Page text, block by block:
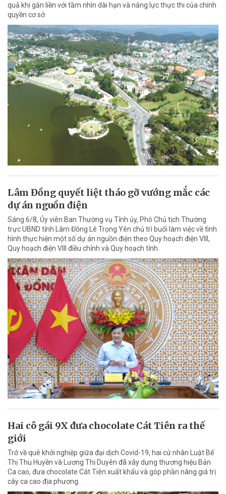
quả khi gắn liền với tầm nhìn dài hạn và năng lực thực thi của chính
quyền cơ sở.
Lâm Đồng quyết liệt tháo gỡ vướng mắc các
dự án nguồn điện
Sáng 6/8, Ủy viên Ban Thường vụ Tỉnh ủy, Phó Chủ tịch Thường
trực UBND tỉnh Lâm Đồng Lê Trọng Yên chủ trì buổi làm việc về tình
hình thực hiện một số dự án nguồn điện theo Quy hoạch điện VIII,
Quy hoạch điện VIII điều chỉnh và Quy hoạch tỉnh.
Hai cô gái 9X đưa chocolate Cát Tiên ra thế
giới
Trở về quê khởi nghiệp giữa đại dịch Covid-19, hai cử nhân Luật Bế
Thị Thu Huyền và Lương Thị Duyên đã xây dựng thương hiệu Bản
Ca cao, đưa chocolate Cát Tiên xuất khẩu và góp phần nâng giá trị
cây ca cao địa phương.